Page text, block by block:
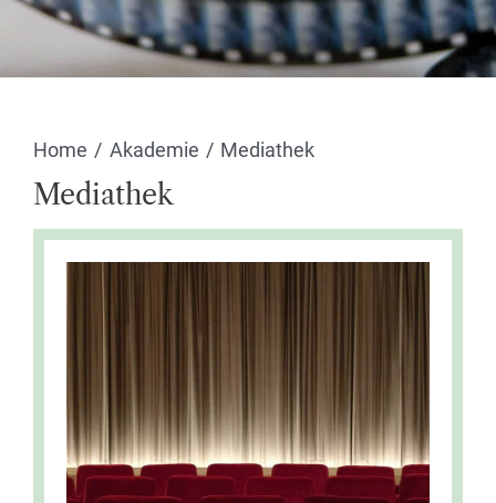
Home Akademie Mediathek
Mediathek